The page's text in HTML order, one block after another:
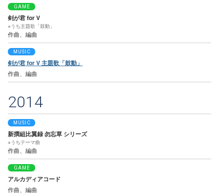
GAME
剣が君 for V
※うち主題歌「鼓動」
作曲、編曲
MUSIC
剣が君 for V 主題歌「鼓動」
作曲、編曲
2014
MUSIC
新撰組比翼録 勿忘草 シリーズ
※うちテーマ曲
作曲、編曲
GAME
アルカディアコード
作曲、編曲